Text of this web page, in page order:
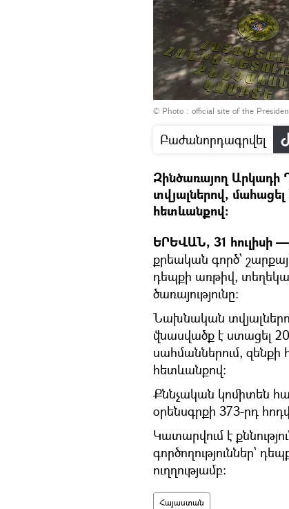
© Photo : official site of the
Բաժանորդագրվել
Զինծառայող Արկադի
տվյալներով,
հետևանքով։
ԵՐԵՎԱՆ, 31 հուլիսի
քրեական գործ՝
դեպքի առթիվ,
ծառայությունը:
Նախնական
վնասվածք է ստացել
սահմաններում, զենքի
հետևանքով:
Քննչական կոմիտեն
օրենսգրքի 373-րդ
Կատարվում է
գործողություններ՝
ուղղությամբ:
Հայաստան